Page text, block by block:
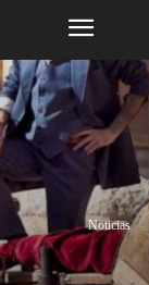
Noticias